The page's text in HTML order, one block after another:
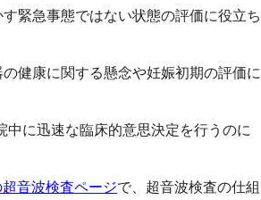
緊急事態ではない状態の評価に役立ち
健康に関する懸念や妊娠初期の評価に
に迅速な臨床的意思決定を行うのに
超音波検査ページで、超音波検査の仕組